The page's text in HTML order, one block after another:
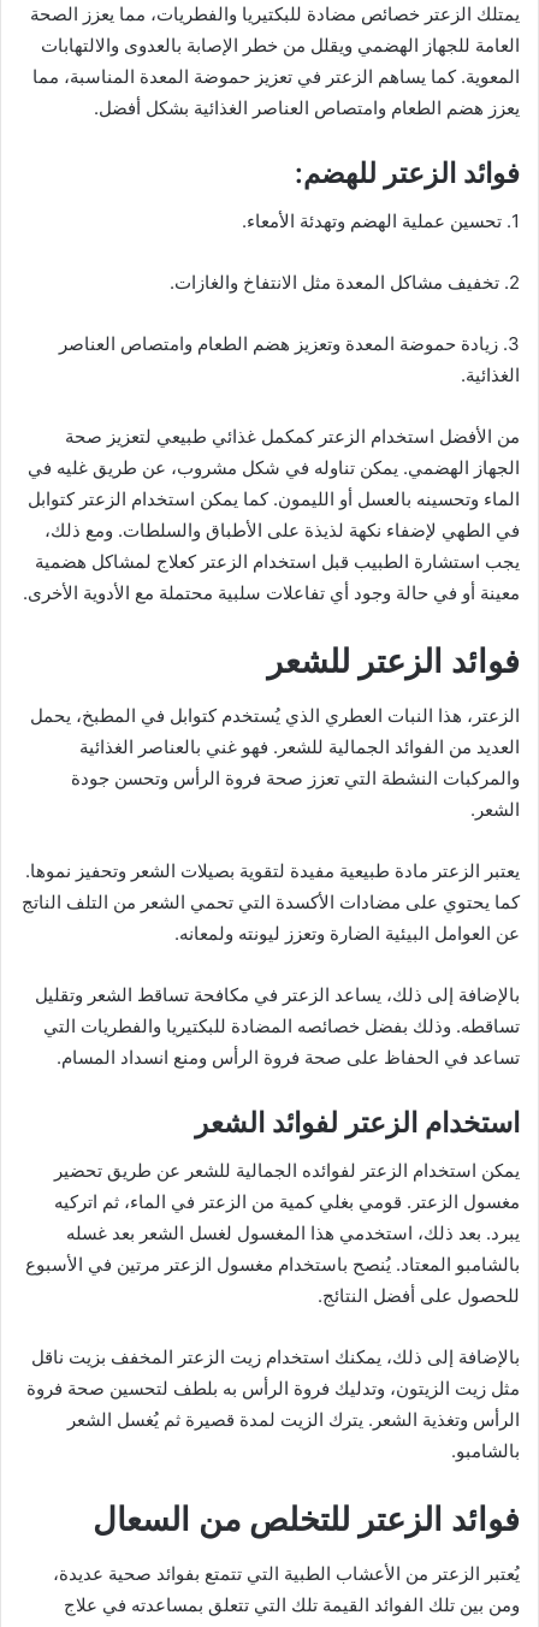
يمتلك الزعتر خصائص مضادة للبكتيريا والفطريات، مما يعزز الصحة
العامة للجهاز الهضمي ويقلل من خطر الإصابة بالعدوى والالتهابات
المعوية. كما يساهم الزعتر في تعزيز حموضة المعدة المناسبة، مما
يعزز هضم الطعام وامتصاص العناصر الغذائية بشكل أفضل.
فوائد الزعتر للهضم:
1. تحسين عملية الهضم وتهدئة الأمعاء.
2. تخفيف مشاكل المعدة مثل الانتفاخ والغازات.
3. زيادة حموضة المعدة وتعزيز هضم الطعام وامتصاص العناصر
الغذائية.
من الأفضل استخدام الزعتر كمكمل غذائي طبيعي لتعزيز صحة
الجهاز الهضمي. يمكن تناوله في شكل مشروب، عن طريق غليه في
الماء وتحسينه بالعسل أو الليمون. كما يمكن استخدام الزعتر كتوابل
في الطهي لإضفاء نكهة لذيذة على الأطباق والسلطات. ومع ذلك،
يجب استشارة الطبيب قبل استخدام الزعتر كعلاج لمشاكل هضمية
معينة أو في حالة وجود أي تفاعلات سلبية محتملة مع الأدوية الأخرى.
فوائد الزعتر للشعر
الزعتر، هذا النبات العطري الذي يُستخدم كتوابل في المطبخ، يحمل
العديد من الفوائد الجمالية للشعر. فهو غني بالعناصر الغذائية
والمركبات النشطة التي تعزز صحة فروة الرأس وتحسن جودة
الشعر.
يعتبر الزعتر مادة طبيعية مفيدة لتقوية بصيلات الشعر وتحفيز نموها.
كما يحتوي على مضادات الأكسدة التي تحمي الشعر من التلف الناتج
عن العوامل البيئية الضارة وتعزز ليونته ولمعانه.
بالإضافة إلى ذلك، يساعد الزعتر في مكافحة تساقط الشعر وتقليل
تساقطه. وذلك بفضل خصائصه المضادة للبكتيريا والفطريات التي
تساعد في الحفاظ على صحة فروة الرأس ومنع انسداد المسام.
استخدام الزعتر لفوائد الشعر
يمكن استخدام الزعتر لفوائده الجمالية للشعر عن طريق تحضير
مغسول الزعتر. قومي بغلي كمية من الزعتر في الماء، ثم اتركيه
يبرد. بعد ذلك، استخدمي هذا المغسول لغسل الشعر بعد غسله
بالشامبو المعتاد. يُنصح باستخدام مغسول الزعتر مرتين في الأسبوع
للحصول على أفضل النتائج.
بالإضافة إلى ذلك، يمكنك استخدام زيت الزعتر المخفف بزيت ناقل
مثل زيت الزيتون، وتدليك فروة الرأس به بلطف لتحسين صحة فروة
الرأس وتغذية الشعر. يترك الزيت لمدة قصيرة ثم يُغسل الشعر
بالشامبو.
فوائد الزعتر للتخلص من السعال
يُعتبر الزعتر من الأعشاب الطبية التي تتمتع بفوائد صحية عديدة،
ومن بين تلك الفوائد القيمة تلك التي تتعلق بمساعدته في علاج